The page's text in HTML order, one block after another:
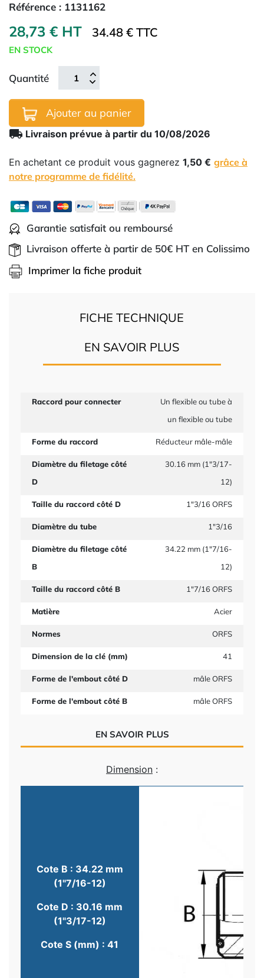
Référence : 1131162
28,73 € HT 34.48 € TTC
EN STOCK
Quantité
Ajouter au panier
local_shipping Livraison prévue à partir du 10/08/2026
En achetant ce produit vous gagnerez 1,50 € grâce à
notre programme de fidélité.
Garantie satisfait ou remboursé
Livraison offerte à partir de 50€ HT en Colissimo
Imprimer la fiche produit
FICHE TECHNIQUE
EN SAVOIR PLUS
Raccord pour connecter
Un flexible ou tube à
un flexible ou tube
Forme du raccord Réducteur mâle-mâle
Diamètre du filetage côté
D
30.16 mm (1"3/17-
12)
Taille du raccord côté D 1"3/16 ORFS
Diamètre du tube 1"3/16
Diamètre du filetage côté
B
34.22 mm (1"7/16-
12)
Taille du raccord côté B 1"7/16 ORFS
Matière Acier
Normes ORFS
Dimension de la clé (mm) 41
Forme de l'embout côté D mâle ORFS
Forme de l'embout côté B mâle ORFS
EN SAVOIR PLUS
Dimension :
Cote B : 34.22 mm
(1"7/16-12)
Cote D : 30.16 mm
(1"3/17-12)
Cote S (mm) : 41